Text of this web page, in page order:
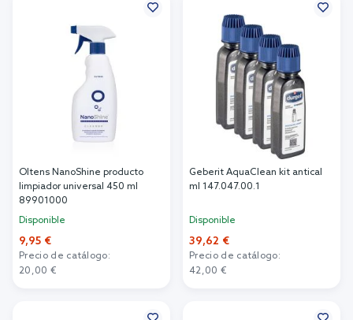
Oltens NanoShine producto
limpiador universal 450 ml
89901000
Disponible
9,95 €
Precio de catálogo:
20,00 €
Geberit AquaClean kit antical
ml 147.047.00.1
Disponible
39,62 €
Precio de catálogo:
42,00 €